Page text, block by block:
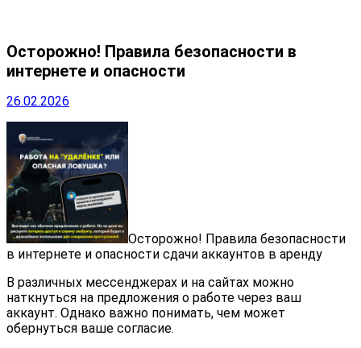
Осторожно! Правила безопасности в
интернете и опасности
26.02.2026
Осторожно! Правила безопасности
в интернете и опасности сдачи аккаунтов в аренду
В различных мессенджерах и на сайтах можно
наткнуться на предложения о работе через ваш
аккаунт. Однако важно понимать, чем может
обернуться ваше согласие.